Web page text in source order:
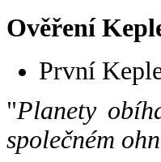
Ověření
První
"Planety
společném